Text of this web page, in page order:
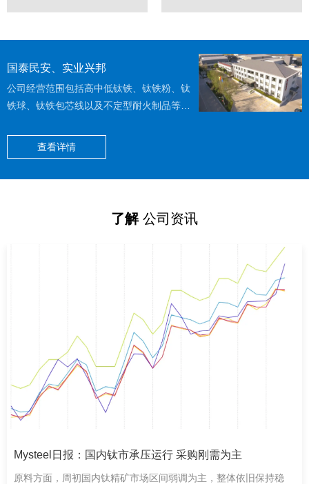
国泰民安、实业兴邦
公司经营范围包括高中低钛铁、钛铁粉、钛
铁球、钛铁包芯线以及不定型耐火制品等。
各大钢厂使用，是专门生产特种钢的原辅材
料；耐火制品主要应用于钢包、中间包、高
造成为国际顶尖的冶金材料和耐火材料供应
的合作关系，产品远销欧洲、北美、南美及
查看详情
了解公司资讯
Mysteel日报：国内钛市承压运行 采购刚需为主
原料方面，周初国内钛精矿市场区间弱调为主，整体依旧保持稳